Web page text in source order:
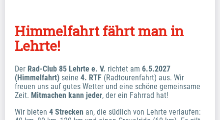
Himmelfahrt fährt man in
Lehrte!
Der Rad-Club 85 Lehrte e. V. richtet am 6.5.2027
(Himmelfahrt) seine 4. RTF (Radtourenfahrt) aus. Wir
freuen uns auf gutes Wetter und eine schöne gemeinsame
Zeit. Mitmachen kann jeder, der ein Fahrrad hat!
Wir bieten 4 Strecken an, die südlich von Lehrte verlaufen: